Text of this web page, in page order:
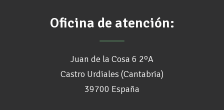
Oficina de atención:
Juan de la Cosa 6 2ºA
Castro Urdiales (Cantabria)
39700 España